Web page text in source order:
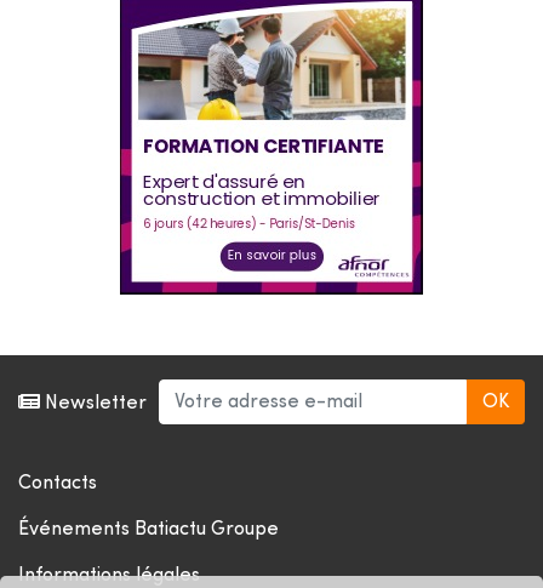
Newsletter
Contacts
Événements Batiactu Groupe
Informations légales